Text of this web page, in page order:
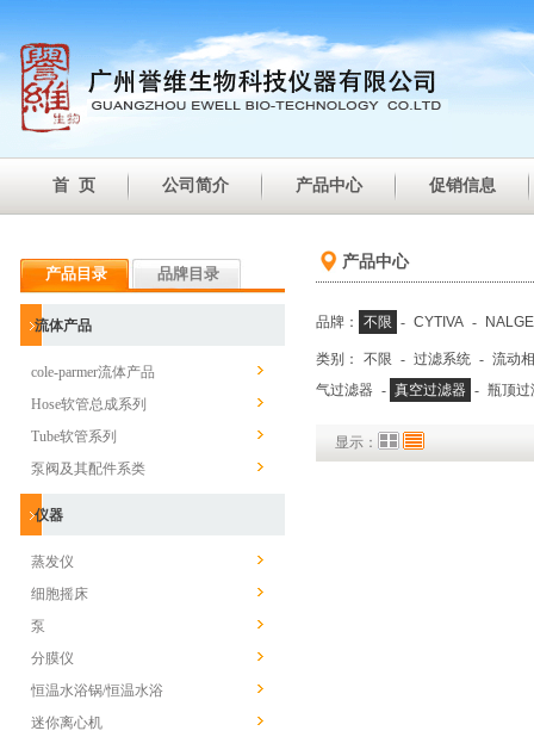
首 页 公司简介 产品中心 促销信息
产品目录 品牌目录
流体产品
cole-parmer流体产品
Hose软管总成系列
Tube软管系列
泵阀及其配件系类
仪器
蒸发仪
细胞摇床
泵
分膜仪
恒温水浴锅/恒温水浴
迷你离心机
产品中心
品牌： 不限 - CYTIVA -
类别： 不限 - 过滤系统 - 流动
气过滤器 - 真空过滤器 - 瓶顶过
显示：